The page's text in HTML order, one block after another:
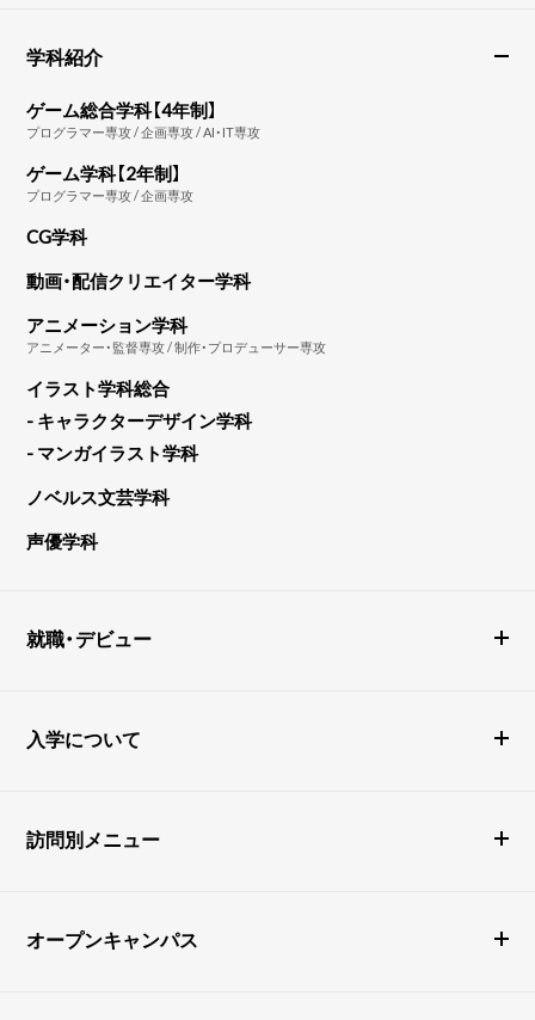
学科紹介
ゲーム総合学科【4年制】
プログラマー専攻 / 企画専攻 / AI・IT専攻
ゲーム学科【2年制】
プログラマー専攻 / 企画専攻
CG学科
動画・配信クリエイター学科
アニメーション学科
アニメーター・監督専攻 / 制作・プロデューサー専攻
イラスト学科総合
- キャラクターデザイン学科
- マンガイラスト学科
ノベルス文芸学科
声優学科
就職・デビュー
入学について
訪問別メニュー
オープンキャンパス